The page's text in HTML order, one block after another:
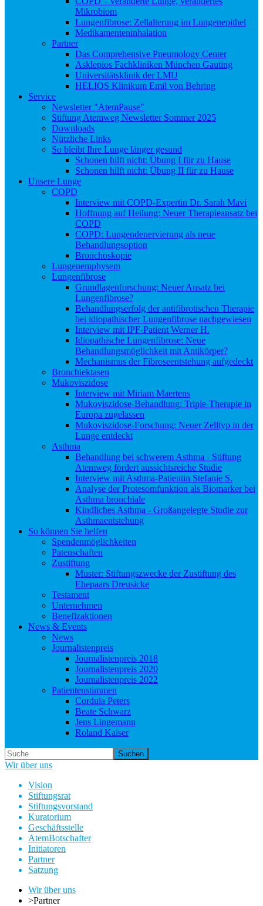
Mikrobiom
Lungenfibrose: Zellalterung im Lungenepithel
Medikamenteninhalation
Partner
Das Comprehensive Pneumology Center
Asklepios Fachkliniken München Gauting
Universitätsklinik der LMU
HELIOS Klinikum Emil von Behring
Service
Newsletter "AtemPause"
Stiftung Atemweg Newsletter Sommer 2025
Downloads
Nützliche Links
So bleibt Ihre Lunge länger gesund
Schonen hilft nicht: Übung I für zu Hause
Schonen hilft nicht: Übung II für zu Hause
Unsere Lunge
COPD
Interview mit COPD-Expertin Dr. Sarah Mavi
Hoffnung auf Heilung: Neuer Therapieansatz bei
COPD
COPD: Lungendenervierung als neue
Behandlungsoption
Bronchoskopie
Lungenemphysem
Lungenfibrose
Grundlagenforschung: Neuer Ansatz bei
Lungenfibrose?
Behandlungserfolg der antifibrotischen Therapie
bei idiopathischer Lungenfibrose nachgewiesen
Interview mit IPF-Patient Werner H.
Idiopathische Lungenfibrose: Neue
Behandlungsmöglichkeit mit Antikörper?
Mechanismus der Fibroseentstehung aufgedeckt
Bronchiektasen
Mukoviszidose
Interview mit Miriam Maertens
Mukoviszidose-Behandlung: Triple-Therapie in
Europa zugelassen
Mukoviszidose-Forschung: Neuer Zelltyp in der
Lunge entdeckt
Asthma
Behandlung bei schwerem Asthma - Stiftung
Atemweg fördert aussichtsreiche Studie
Interview mit Asthma-Patientin Stefanie S.
Analyse der Protesomfunktion als Biomarker bei
Asthma bronchiale
Kindliches Asthma - Großangelegte Studie zur
Asthmaentstehung
So können Sie helfen
Spendenmöglichkeiten
Patenschaften
Zustiftung
Muster: Stiftungszwecke der Zustiftung des
Ehepaars Dreusicke
Testament
Unternehmen
Benefizaktionen
News & Events
News
Journalistenpreis
Journalistenpreis 2018
Journalistenpreis 2020
Journalistenpreis 2022
Patientenstimmen
Cordula Peters
Beate Schwarz
Jens Lingemann
Roland Kaiser
Suchen
Wir über uns
Vision
Stiftungsrat
Stiftungsvorstand
Kuratorium
Geschäftsstelle
AtemBotschafter
Initiatoren
Partner
Satzung
Wir über uns
>Partner